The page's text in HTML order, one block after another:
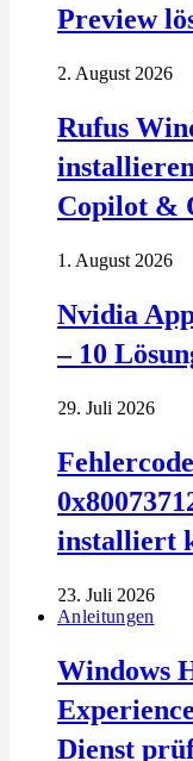
Preview
2. August 2026
Rufus
Copilot &
1. August 2026
Nvidia
– 10
29. Juli 2026
installiert
23. Juli 2026
Anleitungen
Windows
Dienst